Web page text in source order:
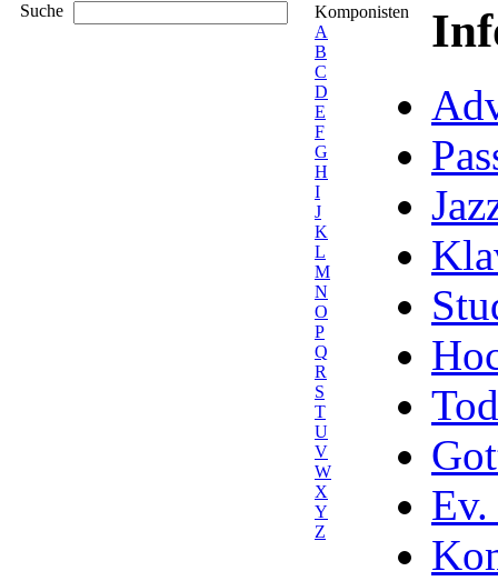
Suche
Komponisten
A
B
C
D
E
F
G
H
I
J
K
L
M
N
O
P
Q
R
S
T
U
V
W
X
Y
Z
Ev.